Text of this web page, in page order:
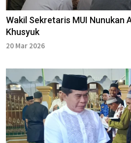
Wakil Sekretaris MUI Nunukan
Khusyuk
20 Mar 2026